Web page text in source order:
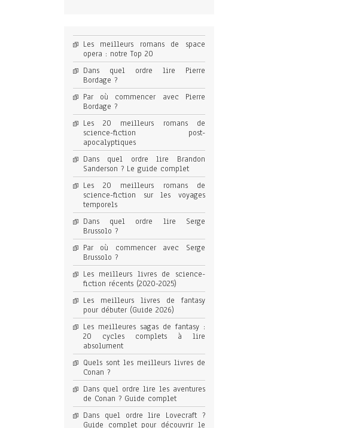
Les meilleurs romans de space
opera : notre Top 20
Dans quel ordre lire Pierre
Bordage ?
Par où commencer avec Pierre
Bordage ?
Les 20 meilleurs romans de
science-fiction post-
apocalyptiques
Dans quel ordre lire Brandon
Sanderson ? Le guide complet
Les 20 meilleurs romans de
science-fiction sur les voyages
temporels
Dans quel ordre lire Serge
Brussolo ?
Par où commencer avec Serge
Brussolo ?
Les meilleurs livres de science-
fiction récents (2020-2025)
Les meilleurs livres de fantasy
pour débuter (Guide 2026)
Les meilleures sagas de fantasy :
20 cycles complets à lire
absolument
Quels sont les meilleurs livres de
Conan ?
Dans quel ordre lire les aventures
de Conan ? Guide complet
Dans quel ordre lire Lovecraft ?
Guide complet pour découvrir le